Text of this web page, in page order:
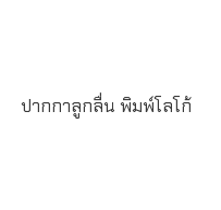
ปากกาลูกลื่น พิมพ์โลโก้